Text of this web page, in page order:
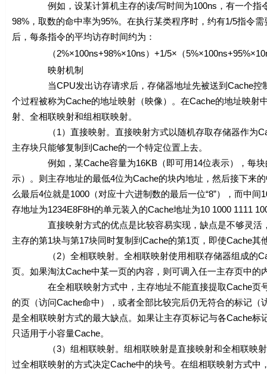
例如，设某计算机主存的读/写时间为100ns，有一个指令
98%，取数的命中率为95%。在执行某类程序时，约有1/5指令
后，每条指令的平均访存时间约为：
（2%×100ns+98%×10ns）+1/5×（
映射机制
当CPU发出访存请求后，存储器地址先被送到Cache控制
个过程被称为Cache的地址映射（映像）。在Cache的地址映
射、全相联映射和组相联映射。
（1）直接映射。直接映射方式以随机存取存储器作为
主存块只能够复制到Cache的一个特定位置上去。
例如，某Cache容量为16KB（即可用14位表示），每块的
示）。则主存地址的最低4位为Cache的块内地址，然后接下来
么最后4位就是1000（对应十六进制数的最后一位“8”），而中
存地址为1234E8F8H的单元装入的Cache地址为10 1000 1111
直接映射方式的优点是比较容易实现，缺点是不够灵活，
主存的第1块与第17块同时复制到Cache的第1页，即使Cache
（2）全相联映射。全相联映射使用相联存储器组成的
页。如果淘汰Cache中某一页的内容，则可调入任一主存页中的
在全相联映射方式中，主存地址不能直接提取Cache页号
的页（访问Cache命中），或者全部比较完后仍无符合的标记
是全相联映射方式的最大缺点。如果让主存页标记与各Cache
只适用于小容量Cache。
（3）组相联映射。组相联映射是直接映射和全相联映射的
过全相联映射的方式决定Cache中的块号。在组相联映射方式